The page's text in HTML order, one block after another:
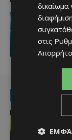
RELATED
δικαίωμα
στις